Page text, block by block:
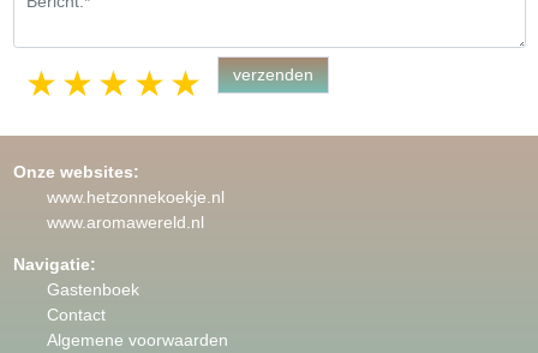
5 stars
4 stars
3 stars
2 stars
1 star
Onze websites:
www.hetzonnekoekje.nl
www.aromawereld.nl
Navigatie:
Gastenboek
Contact
Algemene voorwaarden